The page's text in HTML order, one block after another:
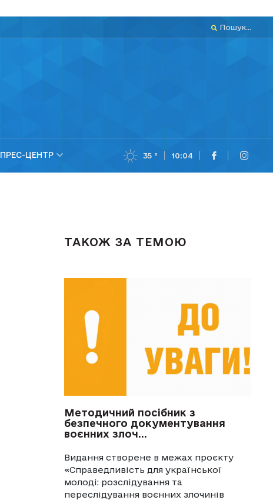
Пошук...
ПРЕС-ЦЕНТР 35 ° 10:04
ТАКОЖ ЗА ТЕМОЮ
Методичний посібник з
безпечного документування
воєнних злоч...
Видання створене в межах проєкту
«Справедливість для української
молоді: розслідування та
переслідування воєнних злочинів